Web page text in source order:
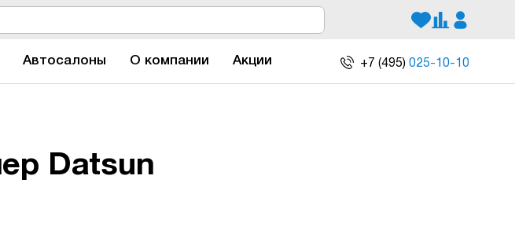
Автосалоны О компании Акции +7 (495) 025-10-10
Datsun